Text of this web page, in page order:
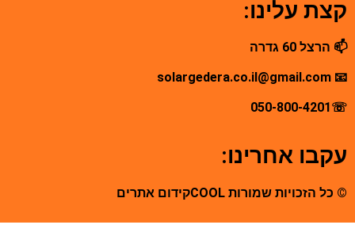
קצת עלינו:
📫 הרצל 60 גדרה
📧 solargedera.co.il@gmail.com
☏
050-800-4201
עקבו אחרינו:
© כל הזכויות שמורות COOL קידום אתרים